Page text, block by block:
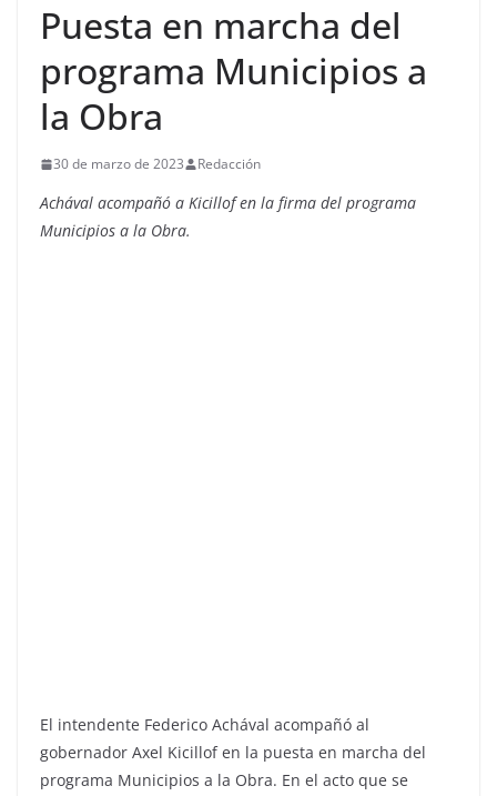
Puesta en marcha del
programa Municipios a
la Obra
30 de marzo de 2023 Redacción
Achával acompañó a Kicillof en la firma del programa
Municipios a la Obra.
El intendente Federico Achával acompañó al
gobernador Axel Kicillof en la puesta en marcha del
programa Municipios a la Obra. En el acto que se